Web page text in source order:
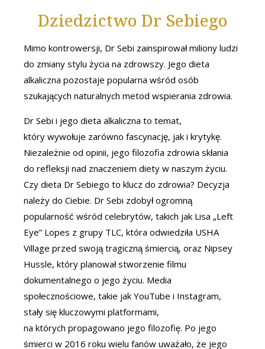
Dziedzictwo Dr Sebiego
Mimo kontrowersji, Dr Sebi zainspirował miliony ludzi
do zmiany stylu życia na zdrowszy. Jego dieta
alkaliczna pozostaje popularna wśród osób
szukających naturalnych metod wspierania zdrowia.
Dr Sebi i jego dieta alkaliczna to temat,
który wywołuje zarówno fascynację, jak i krytykę.
Niezależnie od opinii, jego filozofia zdrowia skłania
do refleksji nad znaczeniem diety w naszym życiu.
Czy dieta Dr Sebiego to klucz do zdrowia? Decyzja
należy do Ciebie. Dr Sebi zdobył ogromną
popularność wśród celebrytów, takich jak Lisa „Left
Eye” Lopes z grupy TLC, która odwiedziła USHA
Village przed swoją tragiczną śmiercią, oraz Nipsey
Hussle, który planował stworzenie filmu
dokumentalnego o jego życiu. Media
społecznościowe, takie jak YouTube i Instagram,
stały się kluczowymi platformami,
na których propagowano jego filozofię. Po jego
śmierci w 2016 roku wielu fanów uważało, że jego